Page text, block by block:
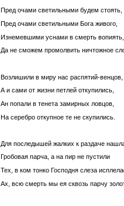
Пред очами светильными будем стоять,
Пред очами светильными Бога живого,
Изнемевшими уснами в смерть вопиять,
Да не сможем промолвить ничтожное
Возлишили в миру нас распятий-венцов,
А и сами от жизни петлей откупились,
Ан попали в тенета замирных ловцов,
На серебро откупное те не скупились.
Для последышей жалких к раздаче
Гробовая парча, а на пир не пустили
Тех, в ком тонко Господня слеза
Ах, всю смерть мы ея сквозь парчу